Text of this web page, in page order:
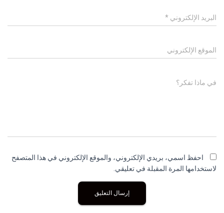
البريد الإلكتروني *
الموقع الإلكتروني
في ماذا تفكر؟
احفظ اسمي، بريدي الإلكتروني، والموقع الإلكتروني في هذا المتصفح
لاستخدامها المرة المقبلة في تعليقي.